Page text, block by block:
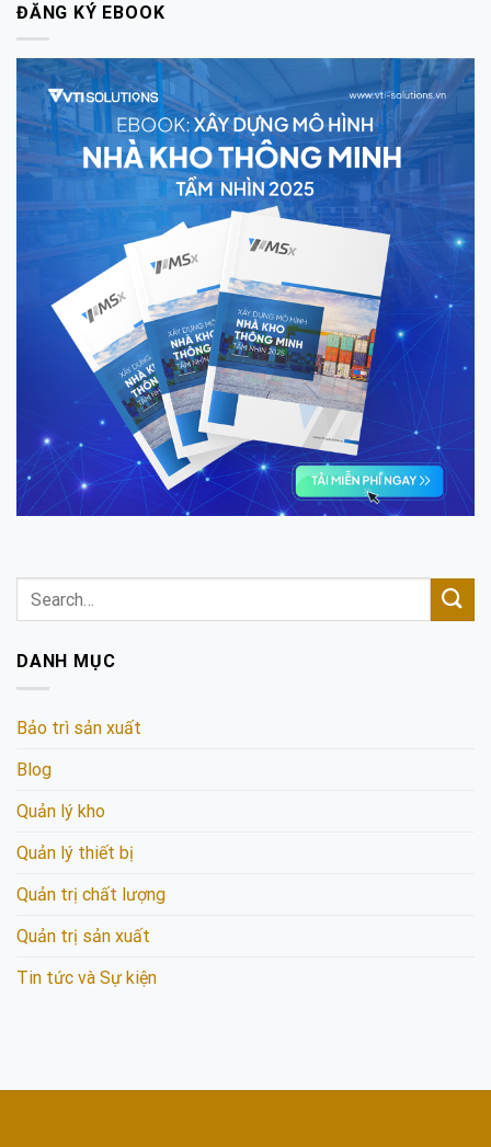
ĐĂNG KÝ EBOOK
DANH MỤC
Bảo trì sản xuất
Blog
Quản lý kho
Quản lý thiết bị
Quản trị chất lượng
Quản trị sản xuất
Tin tức và Sự kiện